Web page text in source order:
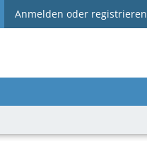
Anmelden oder registrieren